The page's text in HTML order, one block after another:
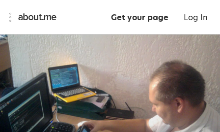
Get your page Log In